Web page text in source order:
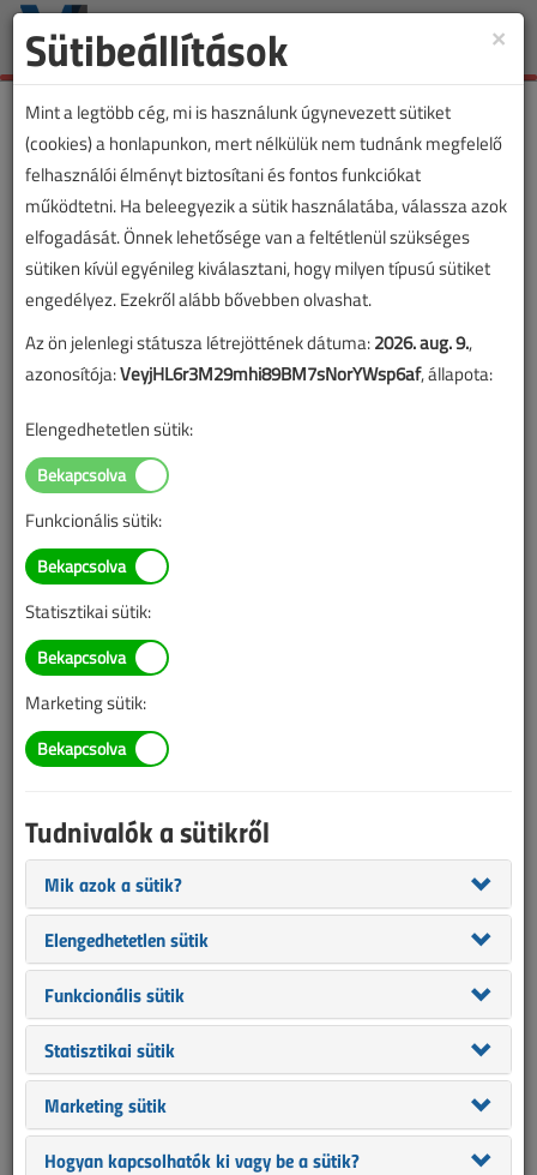
Toggle
Lapszám:
Robbanásvédelem
Biogázüzem tűzvédelmének
műszaki követelményei
2019/6. lapszám| Parádi Ervin
Figylem! Ez a cikk 7 éve frissült utoljára. A benne szereplő
információk mára aktualitásukat veszíthették, valamint a tartalom
helyenként hiányos lehet (képek, táblázatok stb.).
×
Sütibeállítások
Mint a legtöbb cég, mi is használunk úgynevezett sütiket
(cookies) a honlapunkon, mert nélkülük nem tudnánk megfelelő
felhasználói élményt biztosítani és fontos funkciókat
működtetni. Ha beleegyezik a sütik használatába, válassza azok
elfogadását. Önnek lehetősége van a feltétlenül szükséges
sütiken kívül egyénileg kiválasztani, hogy milyen típusú sütiket
engedélyez. Ezekről alább bővebben olvashat.
Az ön jelenlegi státusza létrejöttének dátuma:2026. aug. 9.,
azonosítója:VeyjHL6r3M29mhi89BM7sNorYWsp6af, állapota:
Elengedhetetlen sütik:
Funkcionális sütik:
Statisztikai sütik:
Marketing sütik:
Tudnivalók a sütikről
Mik azok a sütik?
Elengedhetetlen sütik
Funkcionális sütik
Statisztikai sütik
Marketing sütik
Hogyan kapcsolhatók ki vagy be a sütik?